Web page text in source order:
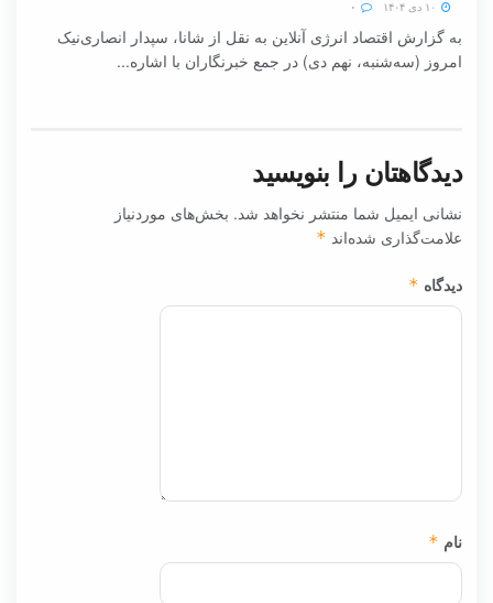
به گزارش اقتصاد انرژی آنلاین به نقل از شانا، سپدار انصاری‌نیک
امروز (سه‌شنبه، نهم دی) در جمع خبرنگاران با اشاره...
دیدگاهتان را بنویسید
نشانی ایمیل شما منتشر نخواهد شد. بخش‌های موردنیاز
علامت‌گذاری شده‌اند *
دیدگاه *
نام *